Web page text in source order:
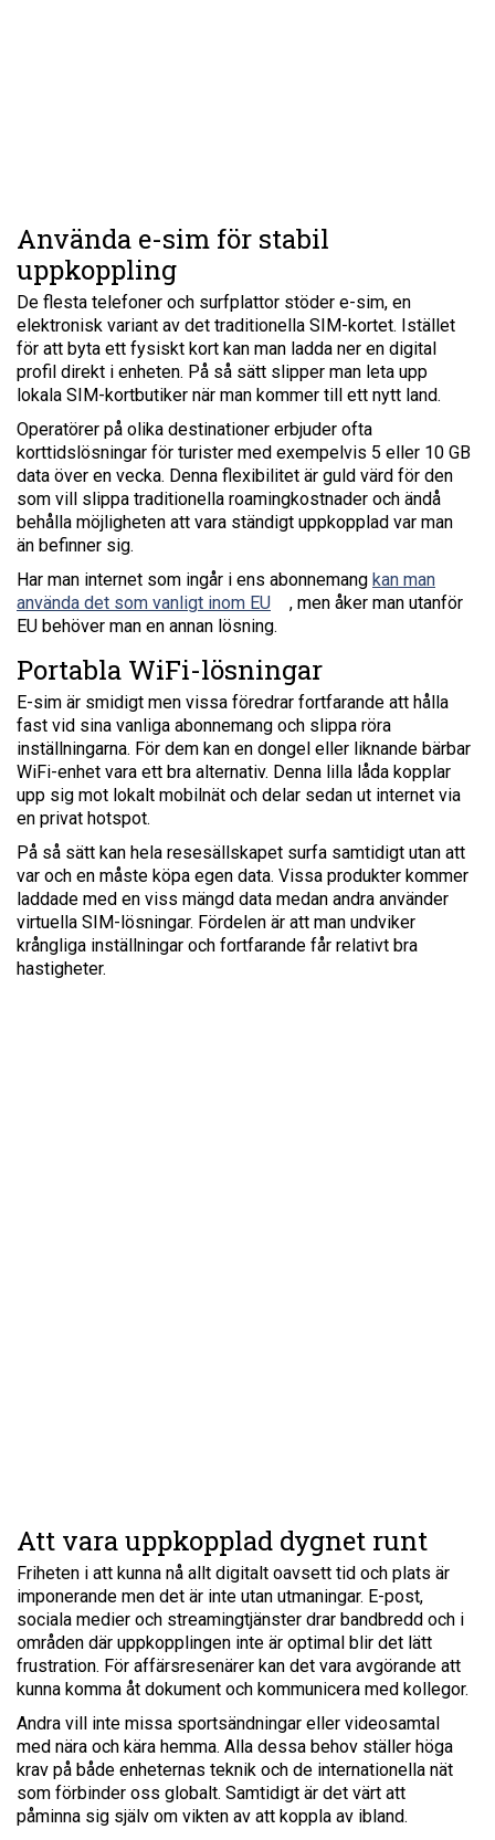
Använda e-sim för stabil
uppkoppling
De flesta telefoner och surfplattor stöder e-sim, en
elektronisk variant av det traditionella SIM-kortet. Istället
för att byta ett fysiskt kort kan man ladda ner en digital
profil direkt i enheten. På så sätt slipper man leta upp
lokala SIM-kortbutiker när man kommer till ett nytt land.
Operatörer på olika destinationer erbjuder ofta
korttidslösningar för turister med exempelvis 5 eller 10 GB
data över en vecka. Denna flexibilitet är guld värd för den
som vill slippa traditionella roamingkostnader och ändå
behålla möjligheten att vara ständigt uppkopplad var man
än befinner sig.
Har man internet som ingår i ens abonnemang kan man
använda det som vanligt inom EU
, men åker man utanför
EU behöver man en annan lösning.
Portabla WiFi-lösningar
E-sim är smidigt men vissa föredrar fortfarande att hålla
fast vid sina vanliga abonnemang och slippa röra
inställningarna. För dem kan en dongel eller liknande bärbar
WiFi-enhet vara ett bra alternativ. Denna lilla låda kopplar
upp sig mot lokalt mobilnät och delar sedan ut internet via
en privat hotspot.
På så sätt kan hela resesällskapet surfa samtidigt utan att
var och en måste köpa egen data. Vissa produkter kommer
laddade med en viss mängd data medan andra använder
virtuella SIM-lösningar. Fördelen är att man undviker
krångliga inställningar och fortfarande får relativt bra
hastigheter.
Att vara uppkopplad dygnet runt
Friheten i att kunna nå allt digitalt oavsett tid och plats är
imponerande men det är inte utan utmaningar. E-post,
sociala medier och streamingtjänster drar bandbredd och i
områden där uppkopplingen inte är optimal blir det lätt
frustration. För affärsresenärer kan det vara avgörande att
kunna komma åt dokument och kommunicera med kollegor.
Andra vill inte missa sportsändningar eller videosamtal
med nära och kära hemma. Alla dessa behov ställer höga
krav på både enheternas teknik och de internationella nät
som förbinder oss globalt. Samtidigt är det värt att
påminna sig själv om vikten av att koppla av ibland.